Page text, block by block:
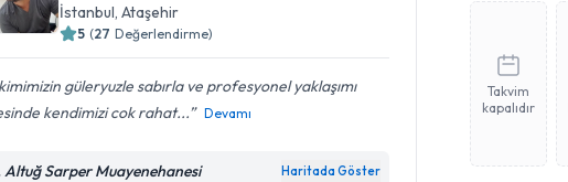
İstanbul , Ataşehir
5 (27 Değerlendirme)
güleryuzle sabırla ve profesyonel yaklaşımı
kendimizi cok rahat...
Devamı
Altuğ Sarper Muayenehanesi Haritada Göster
Takvim
kapalıdır